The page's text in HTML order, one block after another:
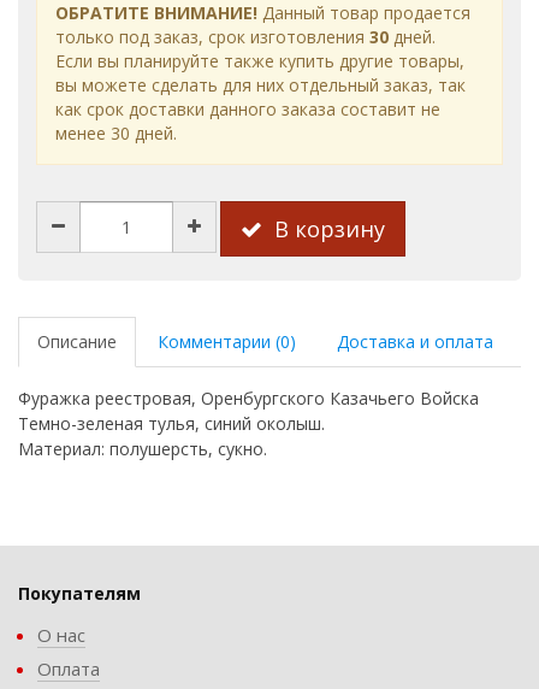
ОБРАТИТЕ ВНИМАНИЕ! Данный товар продается
только под заказ, срок изготовления 30 дней.
Если вы планируйте также купить другие товары,
вы можете сделать для них отдельный заказ, так
как срок доставки данного заказа составит не
менее 30 дней.
В корзину
Описание Комментарии (0) Доставка и оплата
Фуражка реестровая, Оренбургского Казачьего Войска
Темно-зеленая тулья, синий околыш.
Материал: полушерсть, сукно.
Покупателям
О нас
Оплата